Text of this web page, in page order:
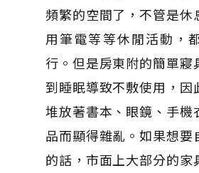
頻繁的空間了，不管是休
用筆電等等休閒活動，
行。但是房東附的簡單寢
到睡眠導致不敷使用，因
堆放著書本、眼鏡、手機
品而顯得雜亂。如果想要
的話，市面上大部分的家